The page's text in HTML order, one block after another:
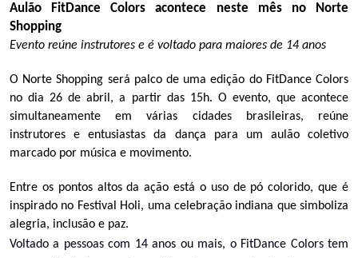
Aulão FitDance Colors acontece neste mês no Norte
Shopping
Evento reúne instrutores e é voltado para maiores de 14 anos
O Norte Shopping será palco de uma edição do FitDance Colors
no dia 26 de abril, a partir das 15h. O evento, que acontece
simultaneamente em várias cidades brasileiras, reúne
instrutores e entusiastas da dança para um aulão coletivo
marcado por música e movimento.
Entre os pontos altos da ação está o uso de pó colorido, que é
inspirado no Festival Holi, uma celebração indiana que simboliza
alegria, inclusão e paz.
Voltado a pessoas com 14 anos ou mais, o FitDance Colors tem